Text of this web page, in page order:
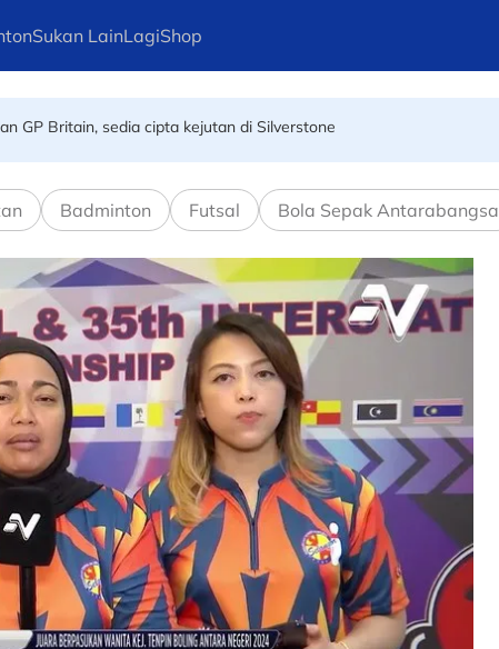
Sukan LainLagiShop
Wan Kuzain artikek kemenangan Harimau Malaya
Badminton Futsal Bola Sepak Antarabangsa